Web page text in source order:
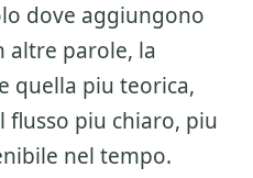
dove aggiungono
altre parole, la
quella piu teorica,
flusso piu chiaro, piu
nel tempo.